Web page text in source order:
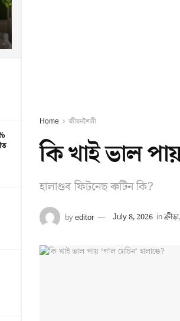
Home জীৱনশৈলী
কি খাই ভাল
হালাণ্ডৰ ফিটনেছ ৰুটিন কি?
byeditor July 8, 2026 inক্ৰীড়া,